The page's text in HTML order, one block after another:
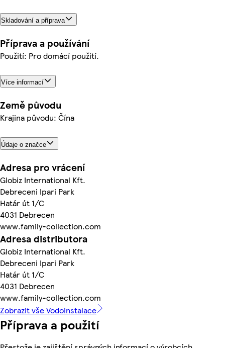
Skladování a příprava
Příprava a používání
Použití: Pro domácí použití.
Více informací
Země původu
Krajina původu: Čína
Údaje o značce
Adresa pro vrácení
Globiz International Kft.
Debreceni Ipari Park
Határ út 1/C
4031 Debrecen
www.family-collection.com
Adresa distributora
Globiz International Kft.
Debreceni Ipari Park
Határ út 1/C
4031 Debrecen
www.family-collection.com
Zobrazit vše Vodoinstalace
Příprava a použití